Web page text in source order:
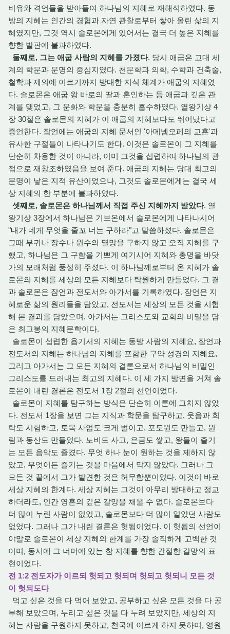
비유와 격언들을 받아들여 하나님의 지혜로 재해석하였다. 동
방의 지혜는 인간의 경험과 자연 관찰로부터 쌓아 올린 삶의 지
혜였지만, 그것 역시 솔로몬에게 있어서는 결국 더 높은 지혜를
향한 발판에 불과하였다.
둘째로, 그는 애굽 사람의 지혜를 가졌다. 당시 애굽은 고대 세
계의 학문과 문명의 중심지였다. 천문학과 의학, 수학과 건축술,
철학과 제의에 이르기까지 방대한 지식 체계가 애굽의 지혜였
다. 솔로몬은 애굽 왕 바로의 딸과 혼인하는 등 애굽과 깊은 관
계를 맺었고, 그 문화와 학문을 충분히 흡수하였다. 열왕기상 4
장 30절은 솔로몬의 지혜가 이 애굽의 지혜보다도 뛰어났다고
증언한다. 잠언에는 애굽의 지혜 문서인 '아메넴오페의 교훈'과
유사한 구절들이 나타나기도 한다. 이것은 솔로몬이 그 지혜를
단순히 차용한 것이 아니라, 이미 그것을 섭렵하여 하나님의 관
점으로 재창조하였음을 보여 준다. 애굽의 지혜는 당대 최고의
문명이 낳은 지적 유산이었으나, 그것도 솔로몬에게는 결국 세
상 지혜의 한 부분에 불과하였다.
셋째로, 솔로몬은 하나님께서 직접 주신 지혜까지 받았다. 열
왕기상 3장에서 하나님은 기브온에서 솔로몬에게 나타나시어
"내가 네게 무엇을 줄꼬 너는 구하라"고 말씀하셨다. 솔로몬은
그때 부귀나 장수나 원수의 멸망을 구하지 않고 오직 지혜를 구
했고, 하나님은 그 구함을 기쁘게 여기시어 지혜와 총명을 바닷
가의 모래처럼 풍성히 주셨다. 이 하나님께로부터 온 지혜가 솔
로몬의 지혜를 세상의 모든 지혜보다 탁월하게 만들었다. 그 결
과 솔로몬은 잠언과 전도서와 아가서를 기록하였다. 잠언은 지
혜로운 삶의 원리들을 담았고, 전도서는 세상의 모든 것을 시험
해 본 결과를 담았으며, 아가서는 그리스도와 교회의 비밀을 담
은 최고봉의 지혜문학이다.
솔로몬이 섭렵한 욥기서의 지혜는 동방 사람의 지혜요, 잠언과
전도서의 지혜는 하나님의 지혜를 포함한 구약 성경의 지혜요,
그리고 아가서는 그 모든 지혜의 결론으로서 하나님의 비밀인
그리스도를 드러내는 최고의 지혜다. 이 세 가지 방면을 거쳐 솔
로몬이 내린 결론은 전도서 1장 2절의 선언이었다.
솔로몬이 지혜를 탐구하는 방식은 단순히 이론에 그치지 않았
다. 전도서 1장을 보면 그는 지식과 학문을 탐구하고, 웃음과 희
락도 시험하고, 토목 사업도 크게 벌이고, 포도원도 만들고, 원
림과 동산도 만들었다. 노비도 사고, 은금도 쌓고, 왕들이 즐기
는 모든 음악도 즐겼다. 무엇 하나 눈이 원하는 것을 제하지 않
았고, 무엇이든 즐기는 것을 마음에서 막지 않았다. 그러나 그
모든 것 끝에서 그가 발견한 것은 허무함뿐이었다. 이것이 바로
세상 지혜의 한계다. 세상 지혜는 그것이 아무리 방대하고 정교
하더라도, 인간 영혼의 깊은 갈망을 채울 수 없다. 솔로몬보다
더 많이 누린 사람이 없었고, 솔로몬보다 더 많이 알았던 사람도
없었다. 그러나 그가 내린 결론은 헛됨이었다. 이 헛됨의 선언이
야말로 솔로몬이 세상 지혜의 한계를 가장 솔직하게 고백한 것
이며, 동시에 그 너머에 있는 참 지혜를 향한 간절한 갈망의 표
현이었다.
전 1:2 전도자가 이르되 헛되고 헛되며 헛되고 헛되니 모든 것
이 헛되도다
먹고 싶은 것을 다 먹어 보았고, 공부하고 싶은 모든 것을 다 공
부해 보았으며, 누리고 싶은 것을 다 누려 보았지만, 세상의 지
혜는 사람을 구원하지 못하고, 천국에 이르게 하지 못하며, 영원